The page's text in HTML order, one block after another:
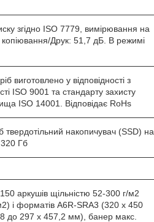
згідно ISO 7779, вимірювання на
копіювання/Друк: 51,7 дБ. В режимі
виготовлено у відповідності з
ISO 9001 та стандарту захисту
ISO 14001. Відповідає RoHs
накопичувач (SSD) на
Гб
аркушів щільністю 52-300 г/м2
і форматів A6R-SRA3 (320 x 450
до 297 x 457,2 мм), банер макс.